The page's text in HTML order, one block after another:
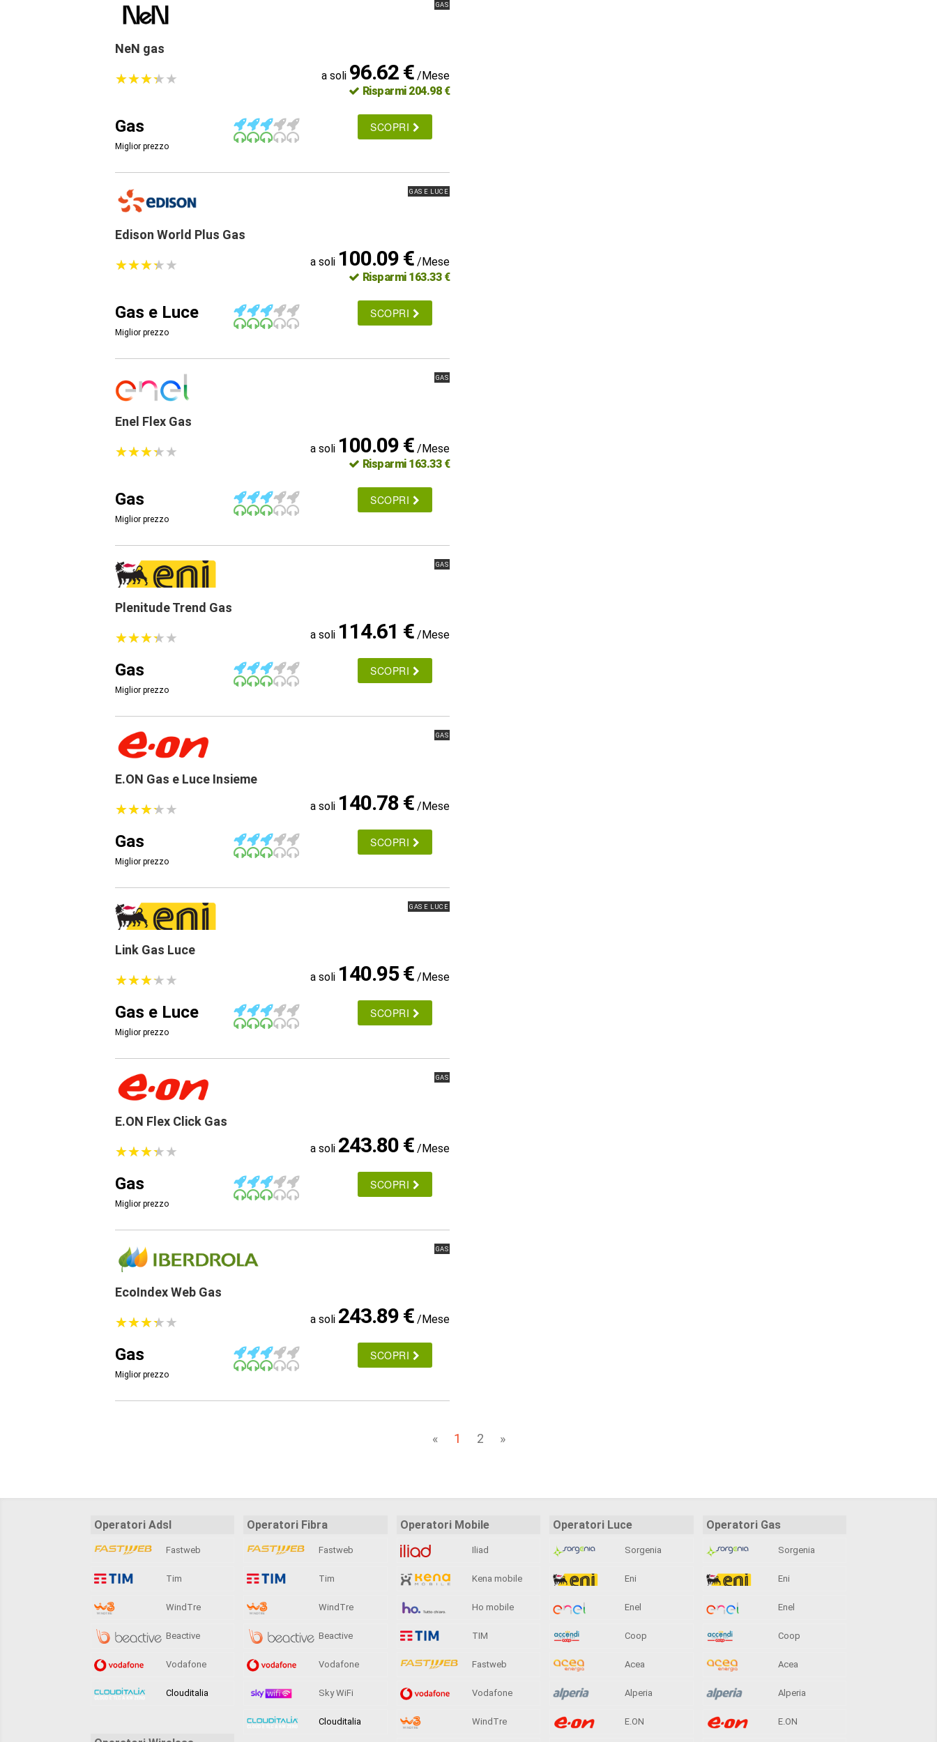
GAS
NeN gas
★★★★★
★★★★★ a soli 96.62 € /Mese
Risparmi 204.98 €
Gas
Miglior prezzo
SCOPRI
GAS E LUCE
Edison World Plus Gas
★★★★★
★★★★★ a soli 100.09 € /Mese
Risparmi 163.33 €
Gas e Luce
Miglior prezzo
SCOPRI
GAS
Enel Flex Gas
★★★★★
★★★★★ a soli 100.09 € /Mese
Risparmi 163.33 €
Gas
Miglior prezzo
SCOPRI
GAS
Plenitude Trend Gas
★★★★★
★★★★★ a soli 114.61 € /Mese
Gas
Miglior prezzo
SCOPRI
GAS
E.ON Gas e Luce Insieme
★★★★★
★★★★★ a soli 140.78 € /Mese
Gas
Miglior prezzo
SCOPRI
GAS E LUCE
Link Gas Luce
★★★★★
★★★★★ a soli 140.95 € /Mese
Gas e Luce
Miglior prezzo
SCOPRI
GAS
E.ON Flex Click Gas
★★★★★
★★★★★ a soli 243.80 € /Mese
Gas
Miglior prezzo
SCOPRI
GAS
EcoIndex Web Gas
★★★★★
★★★★★ a soli 243.89 € /Mese
Gas
Miglior prezzo
SCOPRI
« 1 2 »
Operatori Adsl
Fastweb
Tim
WindTre
Beactive
Vodafone
Clouditalia
Operatori Fibra
Fastweb
Tim
WindTre
Beactive
Vodafone
Sky WiFi
Clouditalia
Operatori Mobile
Iliad
Kena mobile
Ho mobile
TIM
Fastweb
Vodafone
WindTre
Operatori Luce
Sorgenia
Eni
Enel
Coop
Acea
Alperia
E.ON
Operatori Gas
Sorgenia
Eni
Enel
Coop
Acea
Alperia
E.ON